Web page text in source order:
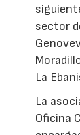
sector
La
La
Oficina